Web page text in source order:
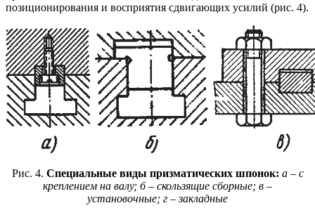
позиционирования и восприятия сдвигающих усилий (рис. 4).
Рис. 4. Специальные виды призматических шпонок: а – с
креплением на валу; б – скользящие сборные; в –
установочные; г – закладные